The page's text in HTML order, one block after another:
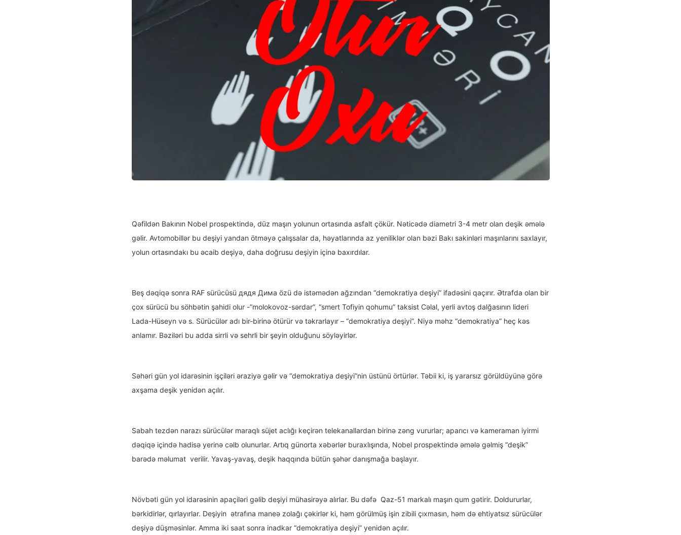
Qəfildən Bakının Nobel prospektində, düz maşın yolunun ortasında asfalt çökür. Nəticədə diametri 3-4 metr olan deşik əmələ
gəlir. Avtomobillər bu deşiyi yandan ötməyə çalışsalar da, həyatlarında az yeniliklər olan bəzi Bakı sakinləri maşınlarını saxlayır,
yolun ortasındakı bu əcaib deşiyə, daha doğrusu deşiyin içinə baxırdılar.
Beş dəqiqə sonra RAF sürücüsü дядя Дима özü də istəmədən ağzından “demokratiya deşiyi” ifadəsini qaçırır. Ətrafda olan bir
çox sürücü bu söhbətin şahidi olur -”molokovoz-sərdar”, “smert Tofiyin qohumu” taksist Cəlal, yerli avtoş dalğasının lideri
Lada-Hüseyn və s. Sürücülər adı bir-birinə ötürür və təkrarlayır – “demokratiya deşiyi”. Niyə məhz “demokratiya” heç kəs
anlamır. Bəziləri bu adda sirrli və sehrli bir şeyin olduğunu söyləyirlər.
Səhəri gün yol idarəsinin işçiləri əraziyə gəlir və “demokratiya deşiyi”nin üstünü örtürlər. Təbii ki, iş yararsız görüldüyünə görə
axşama deşik yenidən açılır.
Sabah tezdən narazı sürücülər maraqlı süjet aclığı keçirən telekanallardan birinə zəng vururlar; aparıcı və kameraman iyirmi
dəqiqə içində hadisə yerinə cəlb olunurlar. Artıq günorta xəbərlər buraxlışında, Nobel prospektində əmələ gəlmiş “deşik”
barədə məlumat verilir. Yavaş-yavaş, deşik haqqında bütün şəhər danışmağa başlayır.
Növbəti gün yol idarəsinin apaçiləri gəlib deşiyi mühasirəyə alırlar. Bu dəfə Qaz-51 markalı maşın qum gətirir. Doldururlar,
bərkidirlər, qırlayırlar. Deşiyin ətrafına maneə zolağı çəkirlər ki, həm görülmüş işin zibili çıxmasın, həm də ehtiyatsız sürücülər
deşiyə düşməsinlər. Amma iki saat sonra inadkar “demokratiya deşiyi” yenidən açılır.